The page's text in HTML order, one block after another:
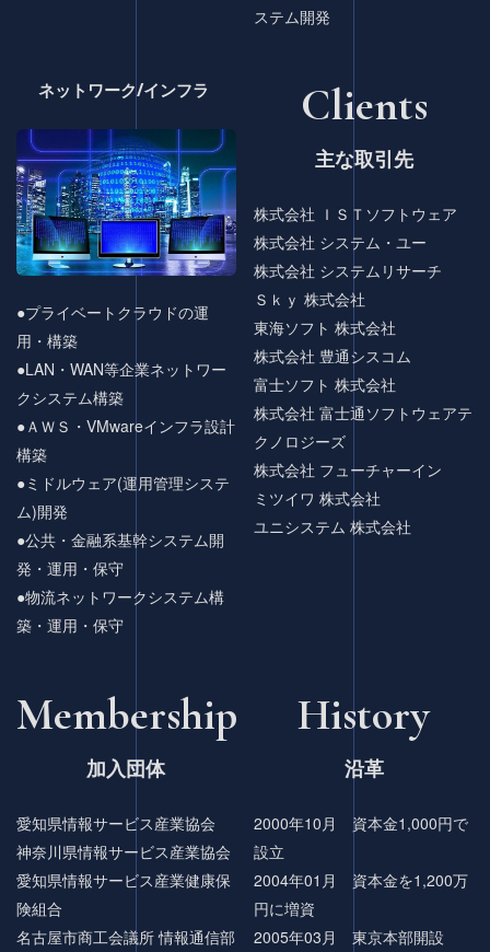
ステム開発
ネットワーク/インフラ
●プライベートクラウドの運
用・構築
●LAN・WAN等企業ネットワー
クシステム構築
●ＡＷＳ・VMwareインフラ設計
構築
●ミドルウェア(運用管理システ
ム)開発
●公共・金融系基幹システム開
発・運用・保守
●物流ネットワークシステム構
築・運用・保守
Clients
主な取引先
株式会社 ＩＳＴソフトウェア
株式会社 システム・ユー
株式会社 システムリサーチ
Ｓｋｙ 株式会社
東海ソフト 株式会社
株式会社 豊通シスコム
富士ソフト 株式会社
株式会社 富士通ソフトウェアテ
クノロジーズ
株式会社 フューチャーイン
ミツイワ 株式会社
ユニシステム 株式会社
Membership
加入団体
愛知県情報サービス産業協会
神奈川県情報サービス産業協会
愛知県情報サービス産業健康保
険組合
名古屋市商工会議所 情報通信部
History
沿革
2000年10月 資本金1,000円で
設立
2004年01月 資本金を1,200万
円に増資
2005年03月 東京本部開設